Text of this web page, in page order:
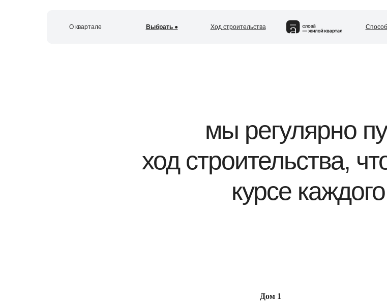
Квартиры Квартал Двор парк Генплан
О квартале Выбрать ● Ход строительства
мы регулярно
ход строительства,
курсе
Дом 1